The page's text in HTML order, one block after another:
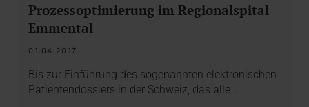
Prozessoptimierung im Regionalspital
Emmental
01.04.2017
Bis zur Einführung des sogenannten elektronischen
Patientendossiers in der Schweiz, das alle…